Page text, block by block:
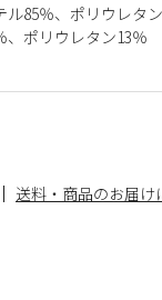
85％、ポリウレタ
ポリウレタン13％
送料・商品のお届け